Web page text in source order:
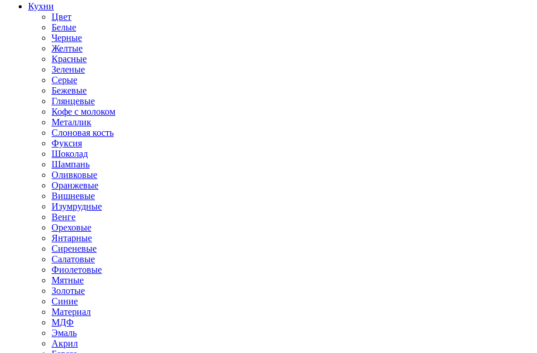
Кухни
Цвет
Белые
Черные
Желтые
Красные
Зеленые
Серые
Бежевые
Глянцевые
Кофе с молоком
Металлик
Слоновая кость
Фуксия
Шоколад
Шампань
Оливковые
Оранжевые
Вишневые
Изумрудные
Венге
Ореховые
Янтарные
Сиреневые
Салатовые
Фиолетовые
Мятные
Золотые
Синие
Материал
МДФ
Эмаль
Акрил